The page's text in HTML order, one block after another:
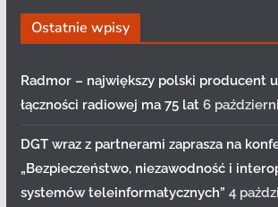
Ostatnie wpisy
Radmor – największy polski producent
łączności radiowej ma 75 lat 6
DGT wraz z partnerami zaprasza na
„Bezpieczeństwo, niezawodność i
systemów teleinformatycznych” 4